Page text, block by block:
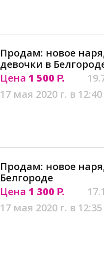
Продам: новое
девочки в
Цена 1 500 Р.
17 мая 2020 г. в 12:40
Продам: новое
Белгороде
Цена 1 300 Р.
17 мая 2020 г. в 12:35